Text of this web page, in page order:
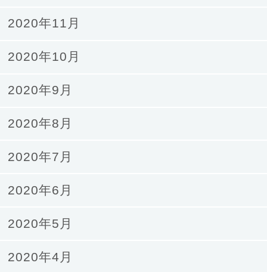
2020年11月
2020年10月
2020年9月
2020年8月
2020年7月
2020年6月
2020年5月
2020年4月